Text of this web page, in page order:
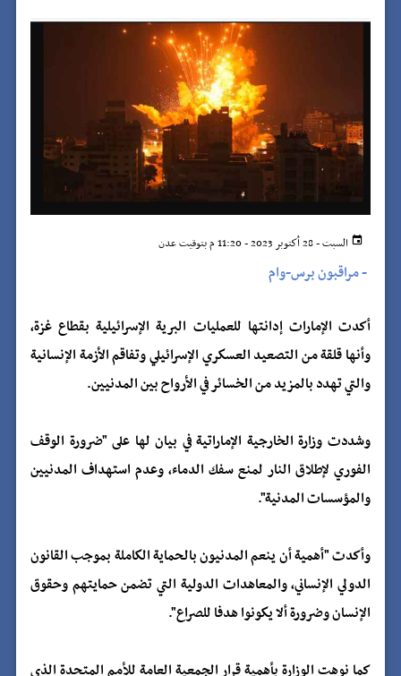
السبت - 28 أكتوبر 2023 - 11:20 م بتوقيت عدن
-مراقبون برس-وام
أكدت الإمارات إدانتها للعمليات البرية الإسرائيلية بقطاع غزة،
وأنها قلقة من التصعيد العسكري الإسرائيلي وتفاقم الأزمة الإنسانية
والتي تهدد بالمزيد من الخسائر في الأرواح بين المدنيين.
وشددت وزارة الخارجية الإماراتية في بيان لها على "ضرورة الوقف
الفوري لإطلاق النار لمنع سفك الدماء، وعدم استهداف المدنيين
والمؤسسات المدنية".
وأكدت "أهمية أن ينعم المدنيون بالحماية الكاملة بموجب القانون
الدولي الإنساني، والمعاهدات الدولية التي تضمن حمايتهم وحقوق
الإنسان وضرورة ألا يكونوا هدفا للصراع".
كما نوهت الوزارة بأهمية قرار الجمعية العامة للأمم المتحدة الذي